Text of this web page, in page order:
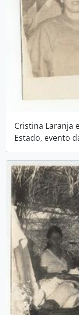
Cristina Laranja
Estado, evento